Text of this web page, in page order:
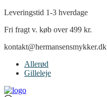
Leveringstid 1-3 hverdage
Fri fragt v. køb over 499 kr.
kontakt@hermansensmykker.dk
Allerød
Gilleleje